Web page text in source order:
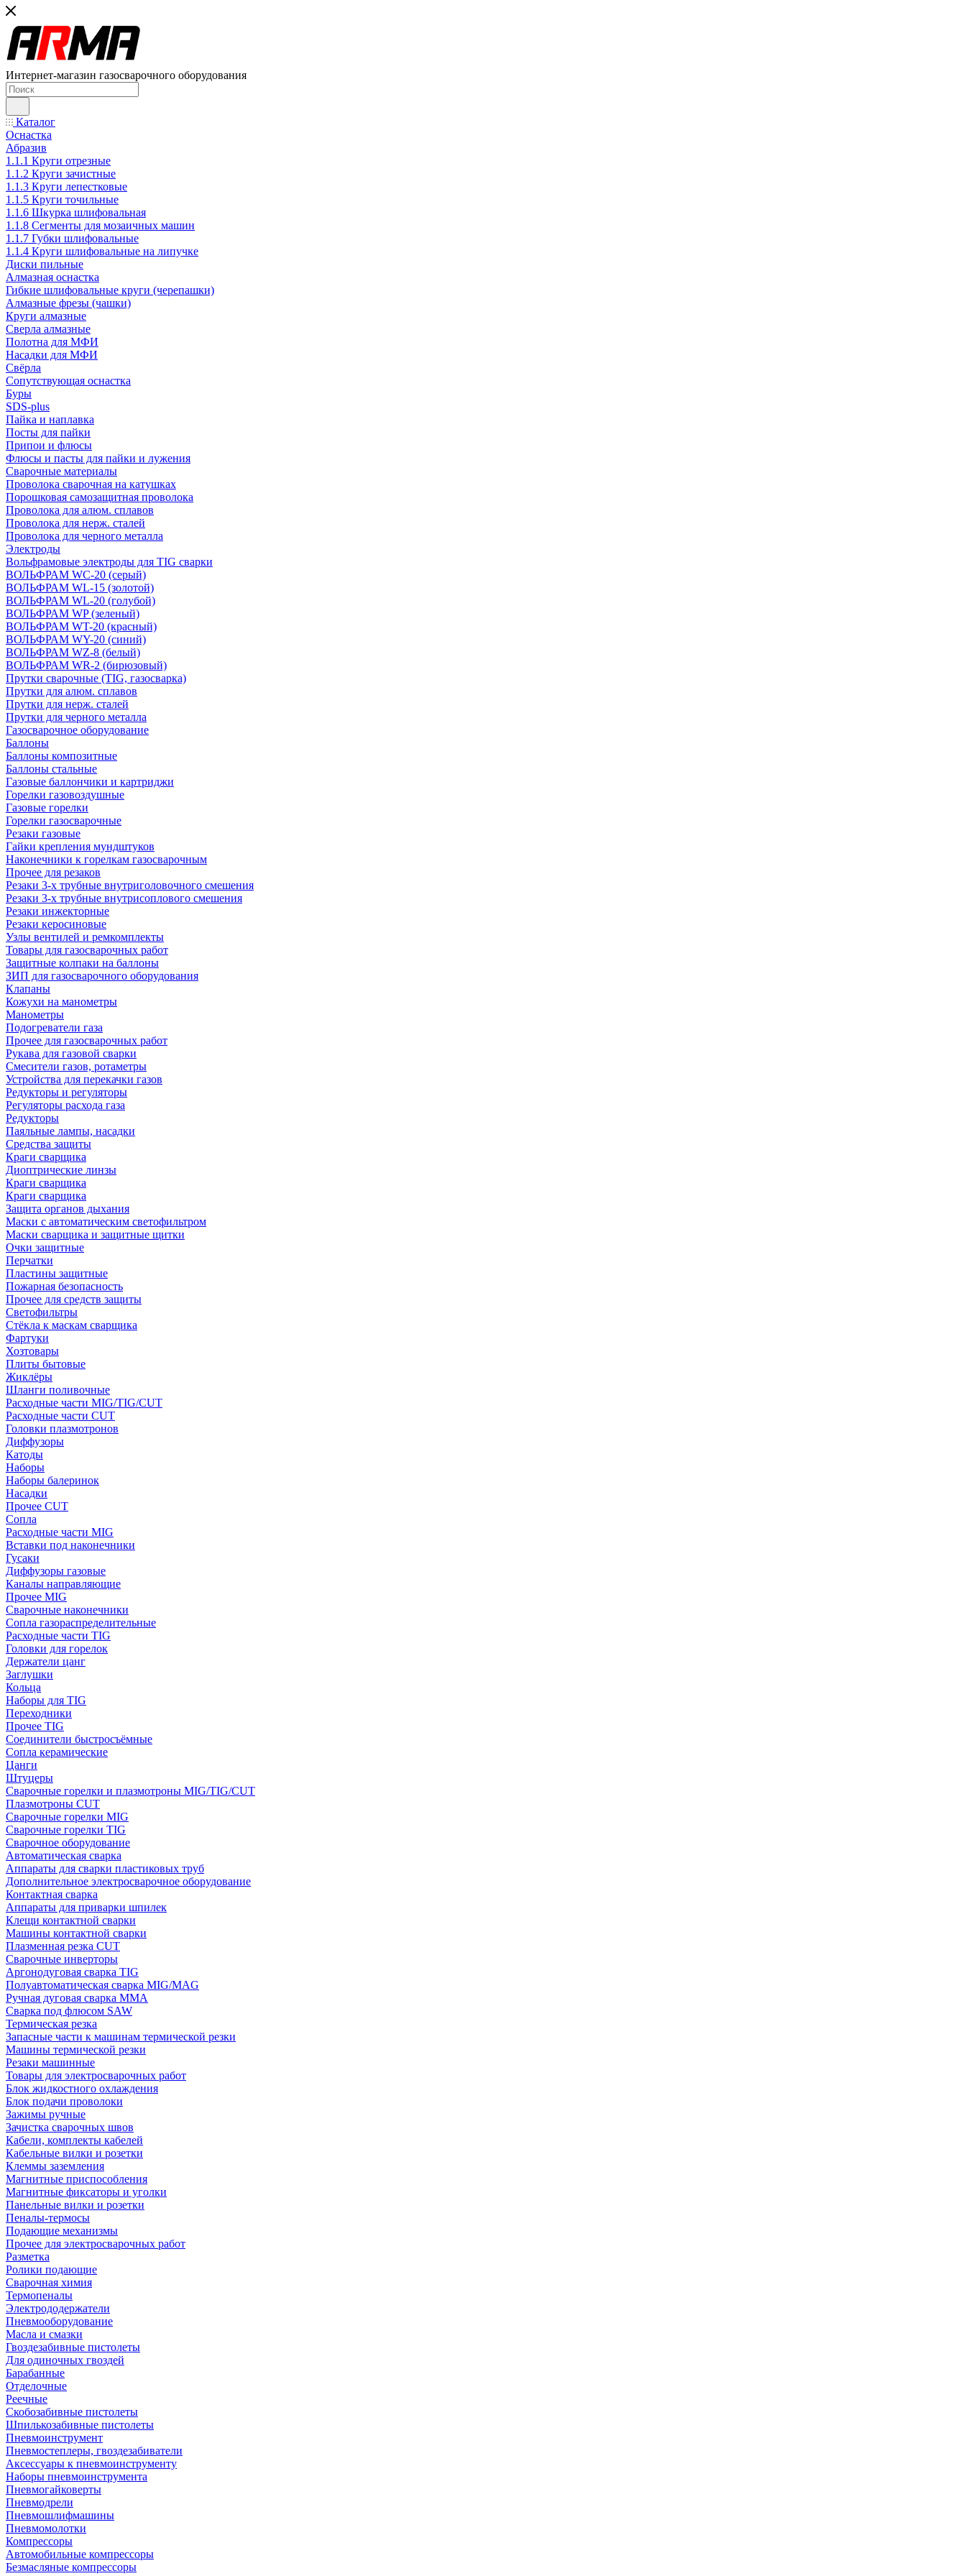
Интернет-магазин газосварочного оборудования
Каталог
Оснастка
Абразив
1.1.1 Круги отрезные
1.1.2 Круги зачистные
1.1.3 Круги лепестковые
1.1.5 Круги точильные
1.1.6 Шкурка шлифовальная
1.1.8 Сегменты для мозаичных машин
1.1.7 Губки шлифовальные
1.1.4 Круги шлифовальные на липучке
Диски пильные
Алмазная оснастка
Гибкие шлифовальные круги (черепашки)
Алмазные фрезы (чашки)
Круги алмазные
Сверла алмазные
Полотна для МФИ
Насадки для МФИ
Свёрла
Сопутствующая оснастка
Буры
SDS-plus
Пайка и наплавка
Посты для пайки
Припои и флюсы
Флюсы и пасты для пайки и лужения
Сварочные материалы
Проволока сварочная на катушках
Порошковая самозащитная проволока
Проволока для алюм. сплавов
Проволока для нерж. сталей
Проволока для черного металла
Электроды
Вольфрамовые электроды для TIG сварки
ВОЛЬФРАМ WC-20 (серый)
ВОЛЬФРАМ WL-15 (золотой)
ВОЛЬФРАМ WL-20 (голубой)
ВОЛЬФРАМ WP (зеленый)
ВОЛЬФРАМ WT-20 (красный)
ВОЛЬФРАМ WY-20 (синий)
ВОЛЬФРАМ WZ-8 (белый)
ВОЛЬФРАМ WR-2 (бирюзовый)
Прутки сварочные (TIG, газосварка)
Прутки для алюм. сплавов
Прутки для нерж. сталей
Прутки для черного металла
Газосварочное оборудование
Баллоны
Баллоны композитные
Баллоны стальные
Газовые баллончики и картриджи
Горелки газовоздушные
Газовые горелки
Горелки газосварочные
Резаки газовые
Гайки крепления мундштуков
Наконечники к горелкам газосварочным
Прочее для резаков
Резаки 3-х трубные внутриголовочного смешения
Резаки 3-х трубные внутрисоплового смешения
Резаки инжекторные
Резаки керосиновые
Узлы вентилей и ремкомплекты
Товары для газосварочных работ
Защитные колпаки на баллоны
ЗИП для газосварочного оборудования
Клапаны
Кожухи на манометры
Манометры
Подогреватели газа
Прочее для газосварочных работ
Рукава для газовой сварки
Смесители газов, ротаметры
Устройства для перекачки газов
Редукторы и регуляторы
Регуляторы расхода газа
Редукторы
Паяльные лампы, насадки
Средства защиты
Краги сварщика
Диоптрические линзы
Краги сварщика
Краги сварщика
Защита органов дыхания
Маски с автоматическим светофильтром
Маски сварщика и защитные щитки
Очки защитные
Перчатки
Пластины защитные
Пожарная безопасность
Прочее для средств защиты
Светофильтры
Стёкла к маскам сварщика
Фартуки
Хозтовары
Плиты бытовые
Жиклёры
Шланги поливочные
Расходные части MIG/TIG/CUT
Расходные части CUT
Головки плазмотронов
Диффузоры
Катоды
Наборы
Наборы балеринок
Насадки
Прочее CUT
Сопла
Расходные части MIG
Вставки под наконечники
Гусаки
Диффузоры газовые
Каналы направляющие
Прочее MIG
Сварочные наконечники
Сопла газораспределительные
Расходные части TIG
Головки для горелок
Держатели цанг
Заглушки
Кольца
Наборы для TIG
Переходники
Прочее TIG
Соединители быстросъёмные
Сопла керамические
Цанги
Штуцеры
Сварочные горелки и плазмотроны MIG/TIG/CUT
Плазмотроны CUT
Сварочные горелки MIG
Сварочные горелки TIG
Сварочное оборудование
Автоматическая сварка
Аппараты для сварки пластиковых труб
Дополнительное электросварочное оборудование
Контактная сварка
Аппараты для приварки шпилек
Клещи контактной сварки
Машины контактной сварки
Плазменная резка CUT
Сварочные инверторы
Аргонодуговая сварка TIG
Полуавтоматическая сварка MIG/MAG
Ручная дуговая сварка MMA
Сварка под флюсом SAW
Термическая резка
Запасные части к машинам термической резки
Машины термической резки
Резаки машинные
Товары для электросварочных работ
Блок жидкостного охлаждения
Блок подачи проволоки
Зажимы ручные
Зачистка сварочных швов
Кабели, комплекты кабелей
Кабельные вилки и розетки
Клеммы заземления
Магнитные приспособления
Магнитные фиксаторы и уголки
Панельные вилки и розетки
Пеналы-термосы
Подающие механизмы
Прочее для электросварочных работ
Разметка
Ролики подающие
Сварочная химия
Термопеналы
Электрододержатели
Пневмооборудование
Масла и смазки
Гвоздезабивные пистолеты
Для одиночных гвоздей
Барабанные
Отделочные
Реечные
Скобозабивные пистолеты
Шпилькозабивные пистолеты
Пневмоинструмент
Пневмостеплеры, гвоздезабиватели
Аксессуары к пневмоинструменту
Наборы пневмоинструмента
Пневмогайковерты
Пневмодрели
Пневмошлифмашины
Пневмомолотки
Компрессоры
Автомобильные компрессоры
Безмасляные компрессоры